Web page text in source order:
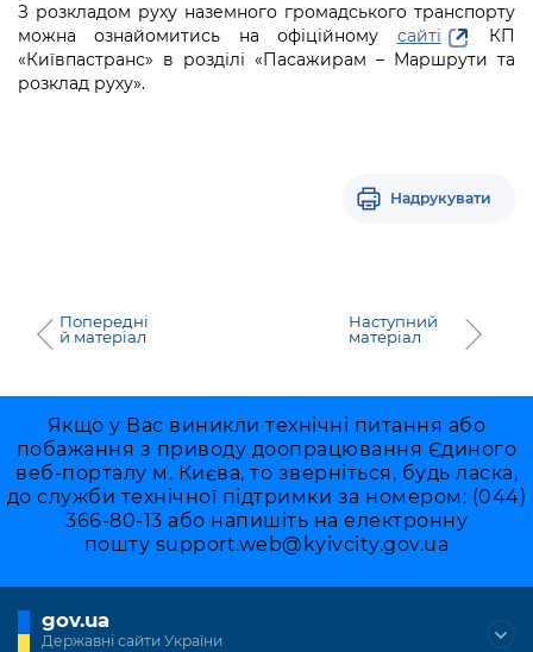
З розкладом руху наземного громадського транспорту
можна ознайомитись на офіційному сайті
КП
«Київпастранс» в розділі «Пасажирам – Маршрути та
розклад руху».
Надрукувати
Попередні
й матеріал
Наступний
матеріал
Якщо у Вас виникли технічні питання або
побажання з приводу доопрацювання Єдиного
веб-порталу м. Києва, то зверніться, будь ласка,
до служби технічної підтримки за номером: (044)
366-80-13 або напишіть на електронну
пошту support.web@kyivcity.gov.ua
gov.ua
Державні сайти України